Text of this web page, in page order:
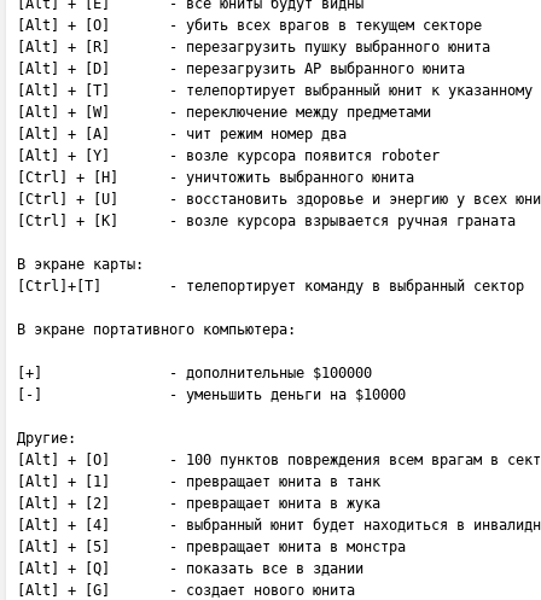
[Alt] + [E]       - все юниты будут видны
[Alt] + [O]       - убить всех врагов в текущем секторе
[Alt] + [R]       - перезагрузить пушку выбранного юнита
[Alt] + [D]       - перезагрузить AP выбранного юнита
[Alt] + [T]       - телепортирует выбранный юнит к указанному
[Alt] + [W]       - переключение между предметами
[Alt] + [A]       - чит режим номер два
[Alt] + [Y]       - возле курсора появится roboter
[Ctrl] + [H]      - уничтожить выбранного юнита
[Ctrl] + [U]      - восстановить здоровье и энергию у всех
[Ctrl] + [K]      - возле курсора взрывается ручная граната
В экране карты:
[Ctrl]+[T]        - телепортирует команду в выбранный сектор
В экране портативного компьютера:
[+]               - дополнительные $100000
[-]               - уменьшить деньги на $10000
Другие:
[Alt] + [O]       - 100 пунктов повреждения всем врагам в
[Alt] + [1]       - превращает юнита в танк
[Alt] + [2]       - превращает юнита в жука
[Alt] + [4]       - выбранный юнит будет находиться в
[Alt] + [5]       - превращает юнита в монстра
[Alt] + [Q]       - показать все в здании
[Alt] + [G]       - создает нового юнита